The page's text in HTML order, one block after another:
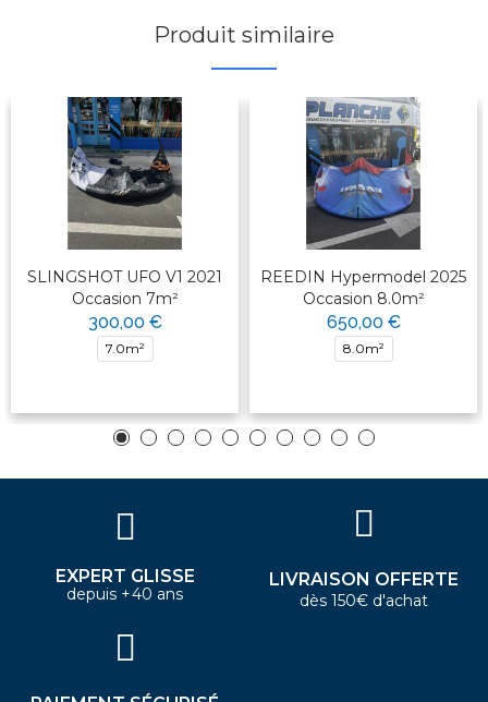
Produit similaire
SLINGSHOT UFO V1 2021
Occasion 7m²
300,00 €
7.0m²
REEDIN Hypermodel 2025
Occasion 8.0m²
650,00 €
8.0m²
EXPERT GLISSE
depuis +40 ans
LIVRAISON OFFERTE
dès 150€ d'achat